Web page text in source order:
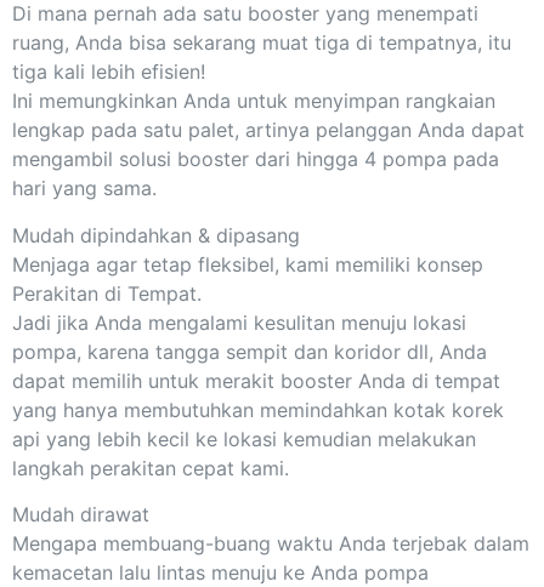
Di mana pernah ada satu booster yang menempati
ruang, Anda bisa sekarang muat tiga di tempatnya, itu
tiga kali lebih efisien!
Ini memungkinkan Anda untuk menyimpan rangkaian
lengkap pada satu palet, artinya pelanggan Anda dapat
mengambil solusi booster dari hingga 4 pompa pada
hari yang sama.
Mudah dipindahkan & dipasang
Menjaga agar tetap fleksibel, kami memiliki konsep
Perakitan di Tempat.
Jadi jika Anda mengalami kesulitan menuju lokasi
pompa, karena tangga sempit dan koridor dll, Anda
dapat memilih untuk merakit booster Anda di tempat
yang hanya membutuhkan memindahkan kotak korek
api yang lebih kecil ke lokasi kemudian melakukan
langkah perakitan cepat kami.
Mudah dirawat
Mengapa membuang-buang waktu Anda terjebak dalam
kemacetan lalu lintas menuju ke Anda pompa